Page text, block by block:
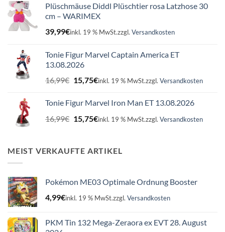
Plüschmäuse Diddl Plüschtier rosa Latzhose 30
cm – WARIMEX
39,99€inkl. 19 % MwSt.zzgl. Versandkosten
Tonie Figur Marvel Captain America ET
13.08.2026
16,99€ Ursprünglicher
Preis
16,99€
15,75€Aktueller
15,75€.
inkl. 19 % MwSt.zzgl. Versandkosten
Tonie Figur Marvel Iron Man ET 13.08.2026
16,99€ Ursprünglicher
Preis
16,99€
15,75€Aktueller
15,75€.
inkl. 19 % MwSt.zzgl. Versandkosten
MEIST VERKAUFTE ARTIKEL
Pokémon ME03 Optimale Ordnung Booster
4,99€inkl. 19 % MwSt.zzgl. Versandkosten
PKM Tin 132 Mega-Zeraora ex EVT 28. August